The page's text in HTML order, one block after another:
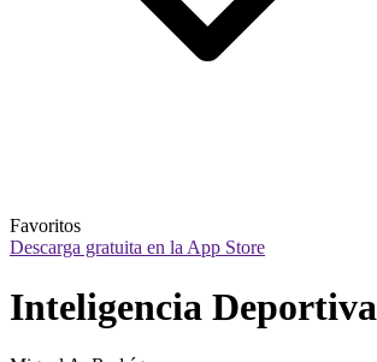
Favoritos
Descarga gratuita en la App Store
Inteligencia Deportiva